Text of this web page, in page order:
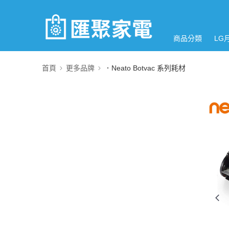
商品分類 LG
首頁 更多品牌 ．Neato Botvac 系列耗材